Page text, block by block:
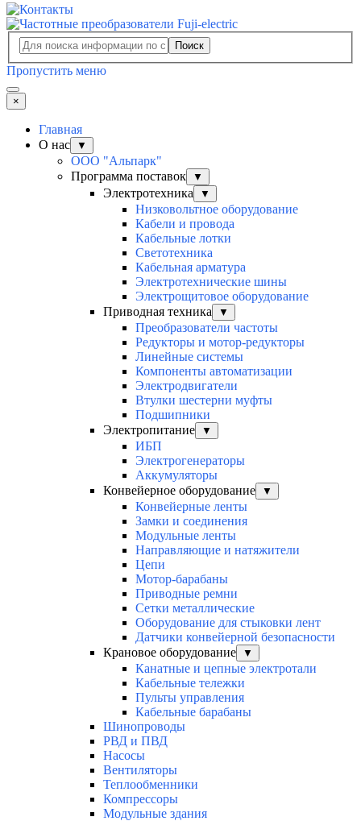
Поиск
Пропустить меню
×
Главная
О нас
▼
ООО "Альпарк"
Программа поставок
▼
Электротехника ▼
Низковольтное оборудование
Кабели и провода
Кабельные лотки
Светотехника
Кабельная арматура
Электротехнические шины
Электрощитовое оборудование
Приводная техника
▼
Преобразователи частоты
Редукторы и мотор-редукторы
Линейные системы
Компоненты автоматизации
Электродвигатели
Втулки шестерни муфты
Подшипники
Электропитание
▼
ИБП
Электрогенераторы
Аккумуляторы
Конвейерное оборудование
▼
Конвейерные ленты
Замки и соединения
Модульные ленты
Направляющие и натяжители
Цепи
Мотор-барабаны
Приводные ремни
Сетки металлические
Оборудование для стыковки лент
Датчики конвейерной безопасности
Крановое оборудование
▼
Канатные и цепные электротали
Кабельные тележки
Пульты управления
Кабельные барабаны
Шинопроводы
РВД и ПВД
Насосы
Вентиляторы
Теплообменники
Компрессоры
Модульные здания